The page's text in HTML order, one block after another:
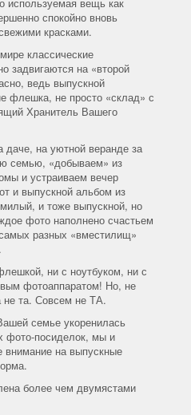
спокойно вновь
красками.
классические
задвигаются на «второй
ведь выпускной
флешка, не просто «склад» с
Хранитель Вашего
на уютной веранде за
семью, «добываем» из
и устраиваем вечер
и выпускной альбом из
и тоже выпускной, но
фото наполнено счастьем
разных «вместилищ»
ни с ноутбуком, ни с
фотоаппаратом! Но, не
та. Совсем не ТА.
семье укоренилась
фото-посиделок, мы и
внимание на выпускные
более чем двумястами